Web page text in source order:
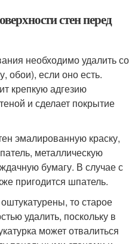
стен перед
необходимо удалить со
обои), если оно есть.
крепкую адгезию
и сделает покрытие
эмалированную краску,
металлическую
бумагу. В случае с
пригодится шпатель.
то старое
удалить, поскольку в
может отвалиться